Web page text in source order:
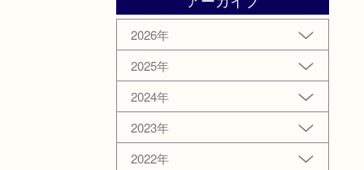
2026年
2025年
2024年
2023年
2022年